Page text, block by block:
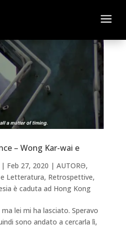
a
– Wong Kar-wai e
| Feb 27, 2020 | AUTORƏ,
Letteratura, Retrospettive,
è caduta ad Hong Kong
lei mi ha lasciato. Speravo
sono andato a cercarla lì,